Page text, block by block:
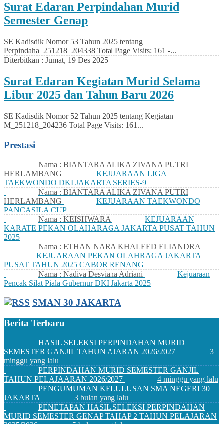
Surat Edaran Perpindahan Murid
Semester Genap
SE Kadisdik Nomor 53 Tahun 2025 tentang
Perpindaha_251218_204338 Total Page Visits: 161 -...
Diterbitkan : Jumat, 19 Des 2025
Surat Edaran Kegiatan Murid Selama
Libur 2025 dan Tahun Baru 2026
SE Kadisdik Nomor 52 Tahun 2025 tentang Kegiatan
M_251218_204236 Total Page Visits: 161...
Prestasi
Nama : BIANTARA ALIKA ZIVANA PUTRI
HERLAMBANG
KEJUARAAN LIGA
TAEKWONDO DKI JAKARTA SERIES-9
Nama : BIANTARA ALIKA ZIVANA PUTRI
HERLAMBANG
KEJUARAAN TAEKWONDO
PANCASILA CUP
Nama : KEISHWARA
KEJUARAAN
KARATE PEKAN OLAHARAGA JAKARTA PUSAT TAHUN
2025
Nama : ETHAN NARA KHALEED ELIANDRA
KEJUARAAN PEKAN OLAHRAGA JAKARTA
PUSAT TAHUN 2025 CABOR RENANG
Nama : Nadiva Desviana Adriani
Kejuaraan
Pencak Silat Piala Gubernur DKI Jakarta 2025
SMAN 30 JAKARTA
Berita Terbaru
HASIL SELEKSI PERPINDAHAN MURID
SEMESTER GANJIL TAHUN AJARAN 2026/2027
3
minggu yang lalu
PERPINDAHAN MURID SEMESTER GANJIL
TAHUN PELAJAARAN 2026/2027
4 minggu yang lalu
PENGUMUMAN KELULUSAN SMA NEGERI 30
JAKARTA
3 bulan yang lalu
PENETAPAN HASIL SELEKSI PERPINDAHAN
MURID SEMESTER GENAP TAHAP 2 TAHUN PELAJARAN